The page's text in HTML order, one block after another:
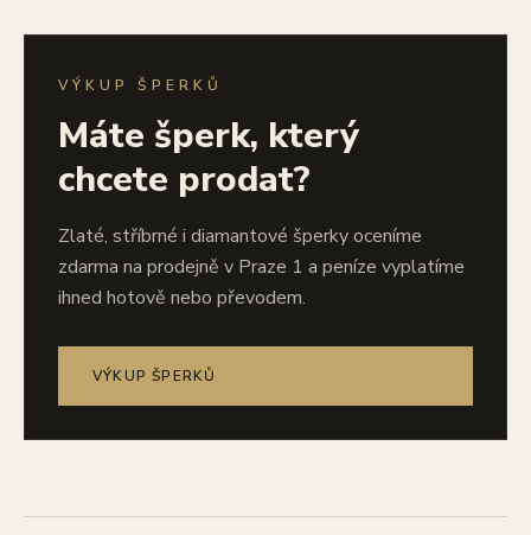
VÝKUP ŠPERKŮ
Máte šperk, který
chcete prodat?
Zlaté, stříbrné i diamantové šperky oceníme
zdarma na prodejně v Praze 1 a peníze vyplatíme
ihned hotově nebo převodem.
VÝKUP ŠPERKŮ